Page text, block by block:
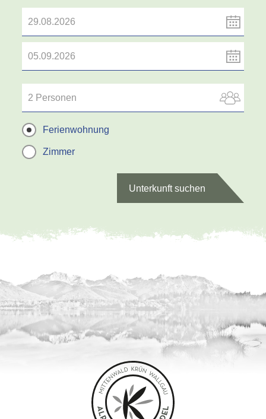
2 Personen
Ferienwohnung
Zimmer
Unterkunft suchen